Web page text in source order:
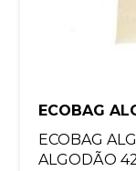
ECOBAG
ECOBAG
ALGODÃO